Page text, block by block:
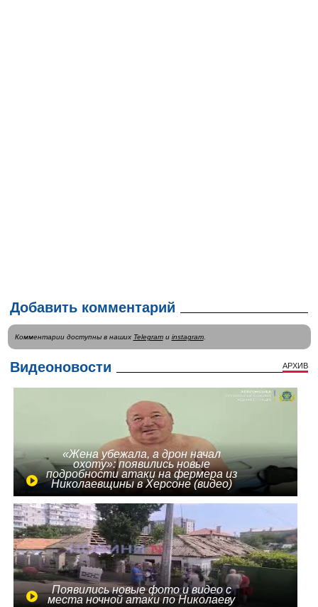
Добавить комментарий
Комментарии доступны в наших Telegramи instagram.
Видеоновости АРХИВ
«Жена убежала, а дрон начал
охоту»: появились новые
подробности атаки на фермера из
Николаевщины в Херсоне (видео)
Появились новые фото и видео с
места ночной атаки по Николаеву